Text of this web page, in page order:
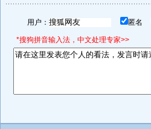
用户： 匿名
*搜狗拼音输入法，中文处理专家>>